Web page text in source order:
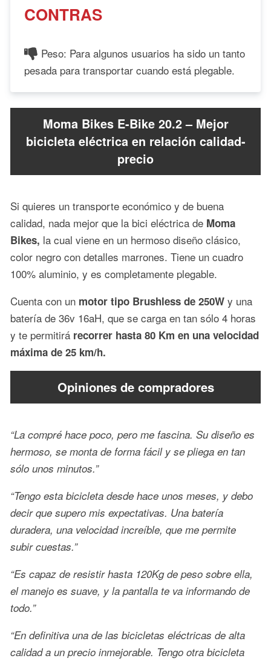
CONTRAS
Peso: Para algunos usuarios ha sido un tanto
pesada para transportar cuando está plegable.
Moma Bikes E-Bike 20.2 – Mejor
bicicleta eléctrica en relación calidad-
precio
Si quieres un transporte económico y de buena
calidad, nada mejor que la bici eléctrica de Moma
Bikes, la cual viene en un hermoso diseño clásico,
color negro con detalles marrones. Tiene un cuadro
100% aluminio, y es completamente plegable.
Cuenta con un motor tipo Brushless de 250W y una
batería de 36v 16aH, que se carga en tan sólo 4 horas
y te permitirá recorrer hasta 80 Km en una velocidad
máxima de 25 km/h.
Opiniones de compradores
“La compré hace poco, pero me fascina. Su diseño es
hermoso, se monta de forma fácil y se pliega en tan
sólo unos minutos.”
“Tengo esta bicicleta desde hace unos meses, y debo
decir que supero mis expectativas. Una batería
duradera, una velocidad increíble, que me permite
subir cuestas.”
“Es capaz de resistir hasta 120Kg de peso sobre ella,
el manejo es suave, y la pantalla te va informando de
todo.”
“En definitiva una de las bicicletas eléctricas de alta
calidad a un precio inmejorable. Tengo otra bicicleta